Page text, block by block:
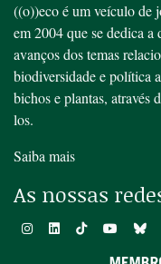
((o))eco é um veículo de
em 2004 que se dedica a
avanços dos temas
biodiversidade e política
bichos e plantas, através
los.
Saiba mais
As nossas